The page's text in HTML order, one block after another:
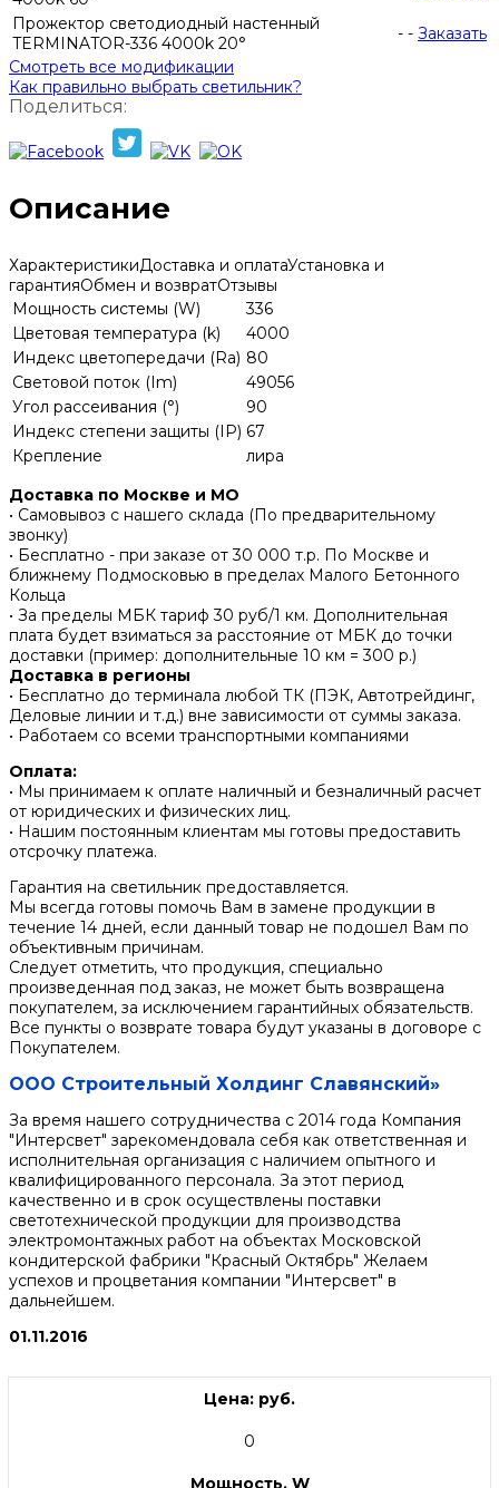
Прожектор светодиодный настенный
TERMINATOR-336 4000k 20°
- - Заказать
Смотреть все модификации
Как правильно выбрать светильник?
Поделиться:
Описание
ХарактеристикиДоставка и оплатаУстановка и
гарантияОбмен и возвратОтзывы
Мощность системы (W)
336
Цветовая температура (k)
4000
Индекс цветопередачи (Ra) 80
Световой поток (Im)
49056
Угол рассеивания (°)
90
Индекс степени защиты (IP) 67
Крепление
лира
Доставка по Москве и МО
• Самовывоз с нашего склада (По предварительному
звонку)
• Бесплатно - при заказе от 30 000 т.р. По Москве и
ближнему Подмосковью в пределах Малого Бетонного
Кольца
• За пределы МБК тариф 30 руб/1 км. Дополнительная
плата будет взиматься за расстояние от МБК до точки
доставки (пример: дополнительные 10 км = 300 р.)
Доставка в регионы
• Бесплатно до терминала любой ТК (ПЭК, Автотрейдинг,
Деловые линии и т.д.) вне зависимости от суммы заказа.
• Работаем со всеми транспортными компаниями
Оплата:
• Мы принимаем к оплате наличный и безналичный расчет
от юридических и физических лиц.
• Нашим постоянным клиентам мы готовы предоставить
отсрочку платежа.
Гарантия на светильник предоставляется.
Мы всегда готовы помочь Вам в замене продукции в
течение 14 дней, если данный товар не подошел Вам по
объективным причинам.
Следует отметить, что продукция, специально
произведенная под заказ, не может быть возвращена
покупателем, за исключением гарантийных обязательств.
Все пункты о возврате товара будут указаны в договоре с
Покупателем.
ООО Строительный Холдинг Славянский»
За время нашего сотрудничества с 2014 года Компания
"Интерсвет" зарекомендовала себя как ответственная и
исполнительная организация с наличием опытного и
квалифицированного персонала. За этот период
качественно и в срок осуществлены поставки
светотехнической продукции для производства
электромонтажных работ на объектах Московской
кондитерской фабрики "Красный Октябрь" Желаем
успехов и процветания компании "Интерсвет" в
дальнейшем.
01.11.2016
Цена: руб.
0
Мощность, W